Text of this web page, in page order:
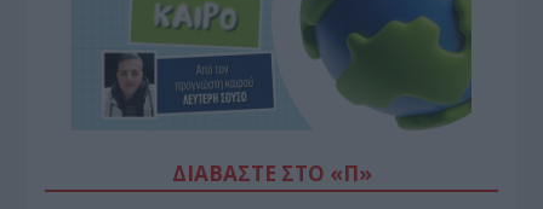
ΔΙΑΒΆΣΤΕ ΣΤΟ «Π»